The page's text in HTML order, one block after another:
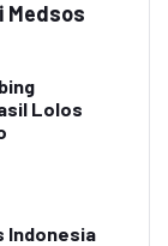
Medsos
Lolos
Indonesia